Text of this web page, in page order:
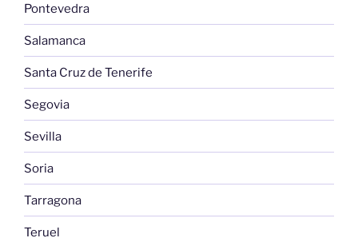
Pontevedra
Salamanca
Santa Cruz de Tenerife
Segovia
Sevilla
Soria
Tarragona
Teruel